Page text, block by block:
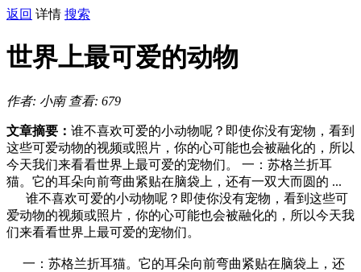
返回 详情 搜索
世界上最可爱的动物
作者: 小南 查看: 679
文章摘要： 谁不喜欢可爱的小动物呢？即使你没有宠物，看到
这些可爱动物的视频或照片，你的心可能也会被融化的，所以
今天我们来看看世界上最可爱的宠物们。 一：苏格兰折耳
猫。它的耳朵向前弯曲紧贴在脑袋上，还有一双大而圆的 ...
谁不喜欢可爱的小动物呢？即使你没有宠物，看到这些可
爱动物的视频或照片，你的心可能也会被融化的，所以今天我
们来看看世界上最可爱的宠物们。
一：苏格兰折耳猫。它的耳朵向前弯曲紧贴在脑袋上，还